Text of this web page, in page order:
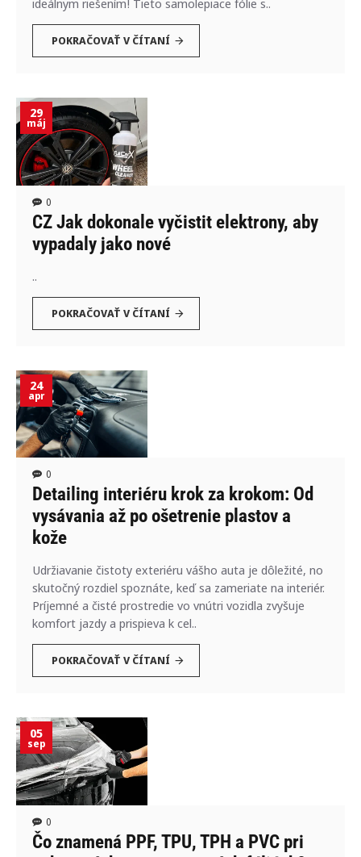
POKRAČOVAŤ V ČÍTANÍ
29
máj
0
CZ Jak dokonale vyčistit elektrony, aby
vypadaly jako nové
..
POKRAČOVAŤ V ČÍTANÍ
24
apr
0
Detailing interiéru krok za krokom: Od
vysávania až po ošetrenie plastov a
kože
Udržiavanie čistoty exteriéru vášho auta je dôležité, no
skutočný rozdiel spoznáte, keď sa zameriate na interiér.
Príjemné a čisté prostredie vo vnútri vozidla zvyšuje
komfort jazdy a prispieva k cel..
POKRAČOVAŤ V ČÍTANÍ
05
sep
0
Čo znamená PPF, TPU, TPH a PVC pri